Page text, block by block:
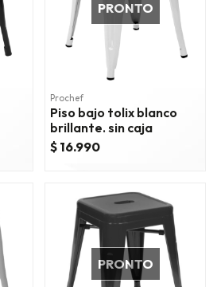
PRONTO
Prochef
Piso bajo tolix blanco
brillante. sin caja
$ 16.990
PRONTO